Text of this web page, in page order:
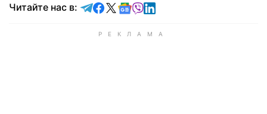
Читайте нас в: Читайте в Telegram
Читайте в Facebook
Читайте в X
Читайте в Google news
Читайте в Viber
Читайте в LinkedIn